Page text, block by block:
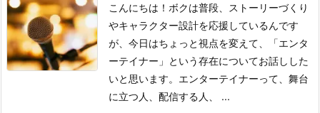
こんにちは！ボクは普段、ストーリーづくり
やキャラクター設計を応援しているんです
が、今日はちょっと視点を変えて、「エンタ
ーテイナー」という存在についてお話しした
いと思います。 エンターテイナーって、舞台
に立つ人、配信する人、 ...